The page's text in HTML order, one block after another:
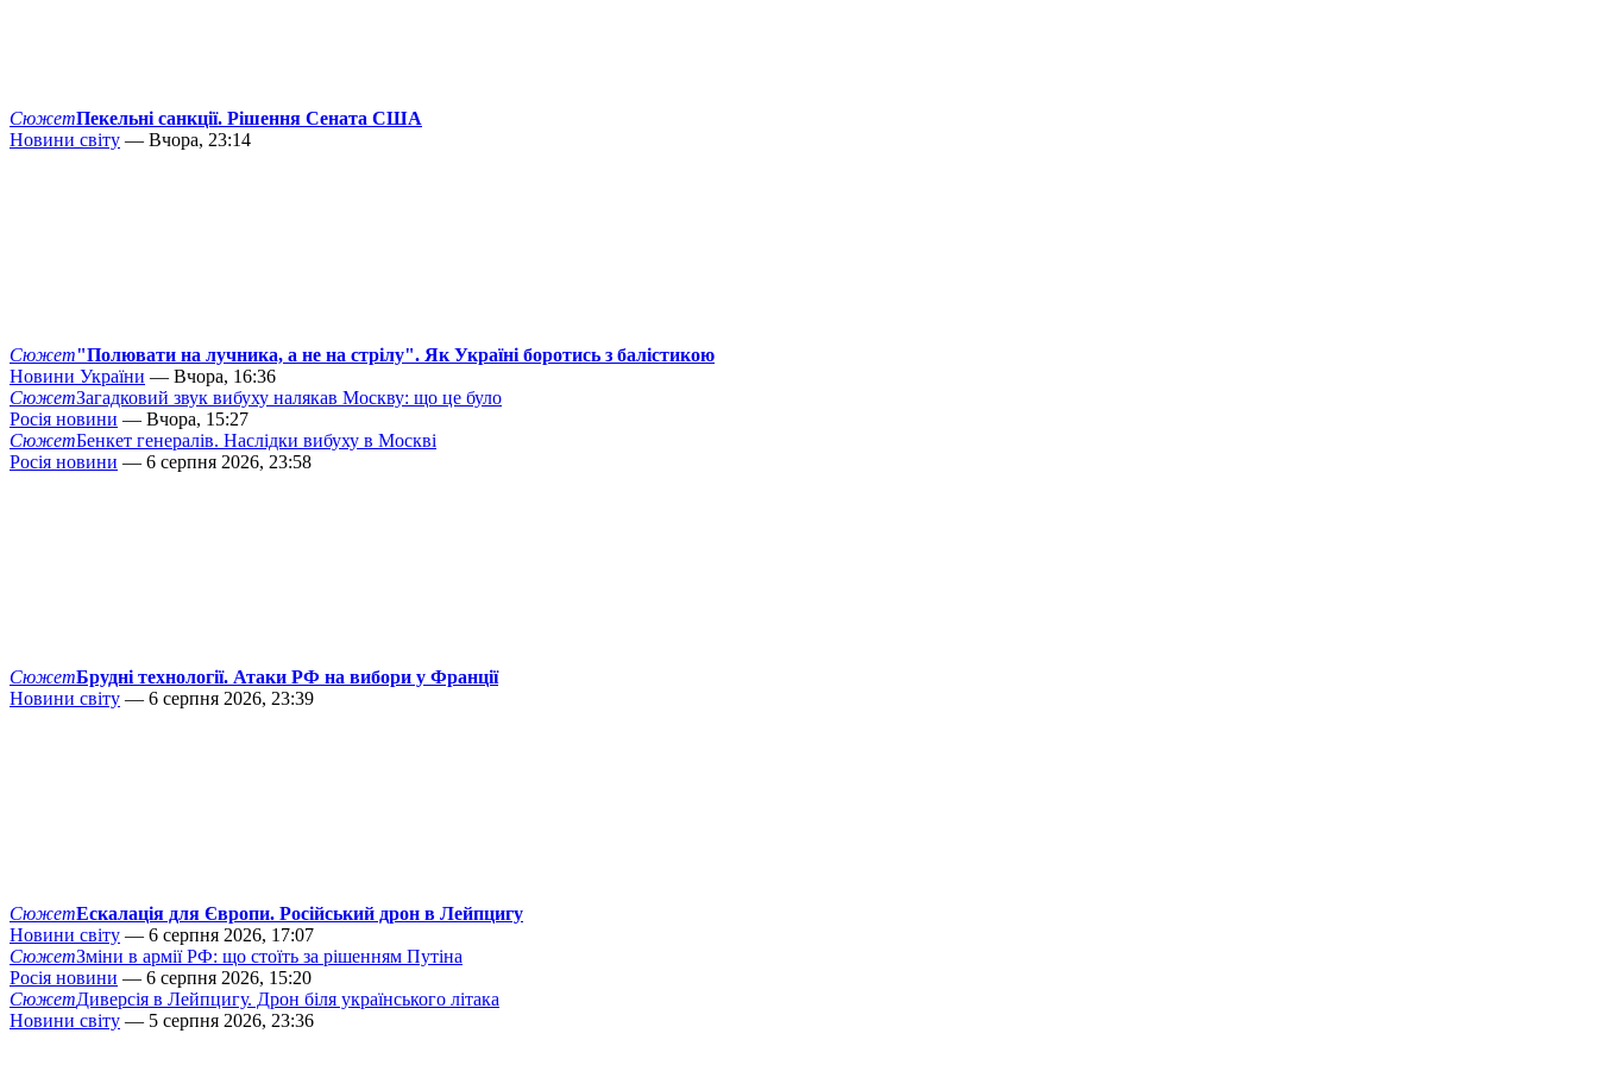
СюжетПекельні санкції. Рішення Сената США
Новини світу — Вчора, 23:14
Сюжет"Полювати на лучника, а не на стрілу". Як Україні боротись з балістикою
Новини України — Вчора, 16:36
СюжетЗагадковий звук вибуху налякав Москву: що це було
Росія новини — Вчора, 15:27
СюжетБенкет генералів. Наслідки вибуху в Москві
Росія новини — 6 серпня 2026, 23:58
СюжетБрудні технології. Атаки РФ на вибори у Франції
Новини світу — 6 серпня 2026, 23:39
СюжетЕскалація для Європи. Російський дрон в Лейпцигу
Новини світу — 6 серпня 2026, 17:07
СюжетЗміни в армії РФ: що стоїть за рішенням Путіна
Росія новини — 6 серпня 2026, 15:20
СюжетДиверсія в Лейпцигу. Дрон біля українського літака
Новини світу — 5 серпня 2026, 23:36